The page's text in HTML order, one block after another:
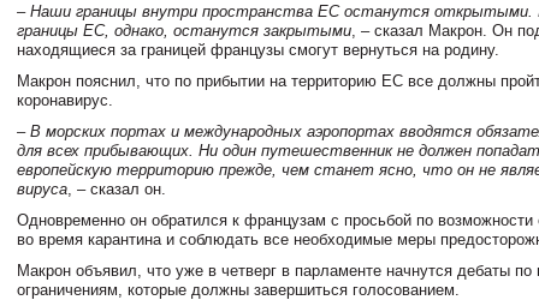
– Наши границы внутри пространства ЕС останутся открытыми.
границы ЕС, однако, останутся закрытыми , – сказал Макрон. Он
находящиеся за границей французы смогут вернуться на родину.
Макрон пояснил, что по прибытии на территорию ЕС все должны
коронавирус.
– В морских портах и международных аэропортах вводятся
для всех прибывающих. Ни один путешественник не должен
европейскую территорию прежде, чем станет ясно, что он не
вируса , – сказал он.
Одновременно он обратился к французам с просьбой по возможности
во время карантина и соблюдать все необходимые меры
Макрон объявил, что уже в четверг в парламенте начнутся дебаты
ограничениям, которые должны завершиться голосованием.